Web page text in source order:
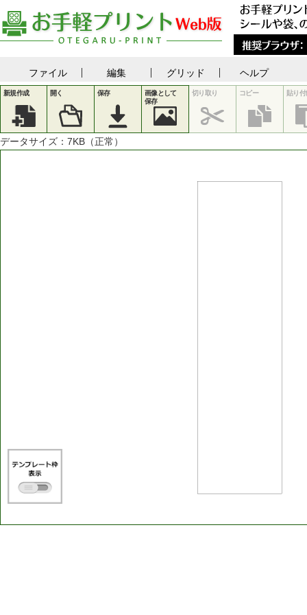
ファイル 編集 グリッド ヘルプ
新規作成 開く 保存
画像として
保存
切り取り コピー 貼り付
データサイズ： 7KB（正常）